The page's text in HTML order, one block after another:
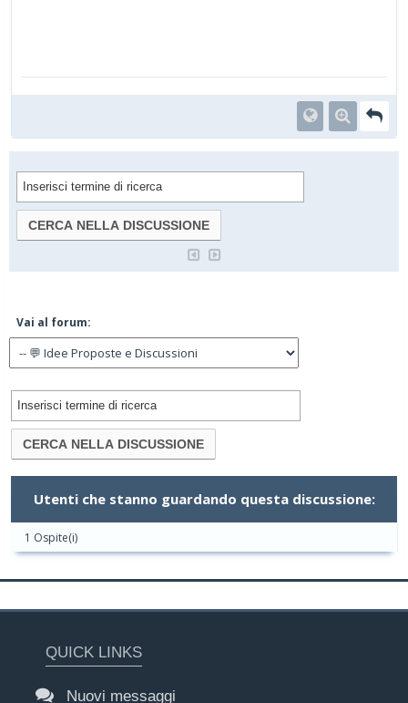
Vai al forum:
Utenti che stanno guardando questa discussione:
1 Ospite(i)
QUICK LINKS
Nuovi messaggi